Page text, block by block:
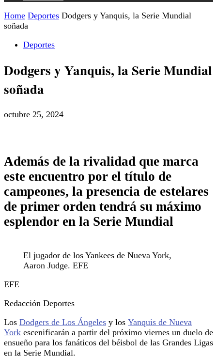
Home Deportes Dodgers y Yanquis, la Serie Mundial
soñada
Deportes
Dodgers y Yanquis, la Serie Mundial
soñada
octubre 25, 2024
Además de la rivalidad que marca
este encuentro por el título de
campeones, la presencia de estelares
de primer orden tendrá su máximo
esplendor en la Serie Mundial
El jugador de los Yankees de Nueva York,
Aaron Judge. EFE
EFE
Redacción Deportes
Los Dodgers de Los Ángeles y los Yanquis de Nueva
York escenificarán a partir del próximo viernes un duelo de
ensueño para los fanáticos del béisbol de las Grandes Ligas
en la Serie Mundial.